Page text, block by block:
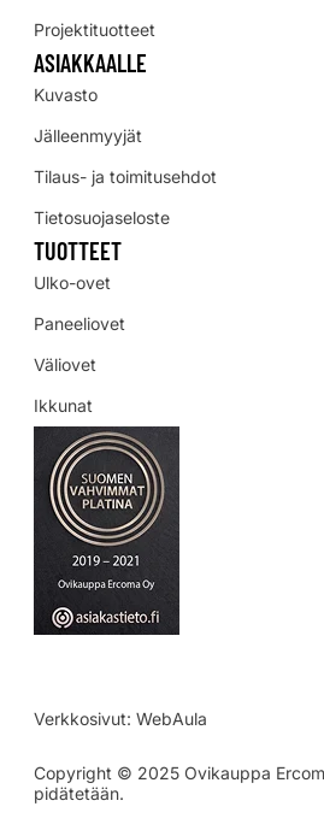
Projektituotteet
ASIAKKAALLE
Kuvasto
Jälleenmyyjät
Tilaus- ja toimitusehdot
Tietosuojaseloste
TUOTTEET
Ulko-ovet
Paneeliovet
Väliovet
Ikkunat
Verkkosivut: WebAula
Copyright © 2025 Ovikauppa
pidätetään.